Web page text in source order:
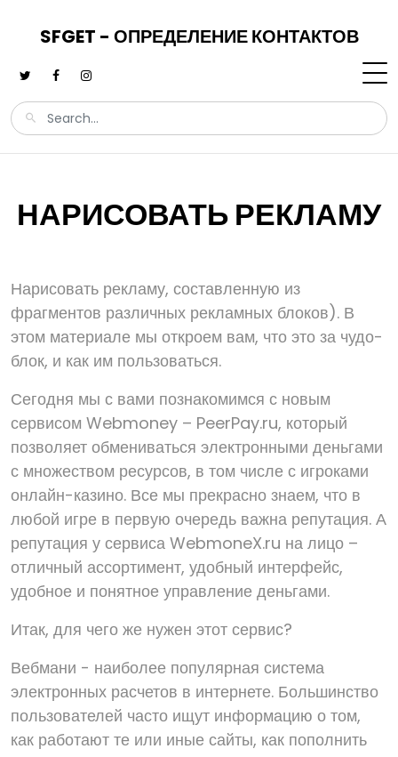
SFGET - ОПРЕДЕЛЕНИЕ КОНТАКТОВ
НАРИСОВАТЬ РЕКЛАМУ
Нарисовать рекламу, составленную из
фрагментов различных рекламных блоков). В
этом материале мы откроем вам, что это за чудо-
блок, и как им пользоваться.
Сегодня мы с вами познакомимся с новым
сервисом Webmoney – PeerPay.ru, который
позволяет обмениваться электронными деньгами
с множеством ресурсов, в том числе с игроками
онлайн-казино. Все мы прекрасно знаем, что в
любой игре в первую очередь важна репутация. А
репутация у сервиса WebmoneX.ru на лицо –
отличный ассортимент, удобный интерфейс,
удобное и понятное управление деньгами.
Итак, для чего же нужен этот сервис?
Вебмани - наиболее популярная система
электронных расчетов в интернете. Большинство
пользователей часто ищут информацию о том,
как работают те или иные сайты, как пополнить